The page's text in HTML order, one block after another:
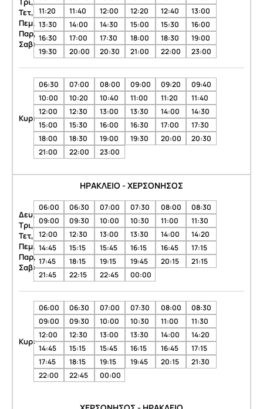
Τετ,
Πεμ,
Παρ,
Σαβ:
11:20
11:40 12:00 12:20 12:40
13:00
13:30
14:00 14:30 15:00 15:30
16:00
16:30
17:00 17:30 18:00 18:30
19:00
19:30
20:00 20:30 21:00 22:00 23:00
Κυρ:
06:30 07:00 08:00 09:00 09:20
09:40
10:00
10:20 10:40 11:00 11:20
11:40
12:00
12:30 13:00 13:30 14:00
14:30
15:00
15:30 16:00 16:30 17:00
17:30
18:00
18:30 19:00 19:30 20:00
20:30
21:00
22:00 23:00
ΗΡΑΚΛΕΙΟ - ΧΕΡΣΟΝΗΣΟΣ
Δευ,
Τρι,
Τετ,
Πεμ,
Παρ,
Σαβ:
06:00 06:30 07:00 07:30 08:00
08:30
09:00
09:30 10:00 10:30 11:00
11:30
12:00
12:30 13:00 13:30 14:00
14:20
14:45
15:15 15:45 16:15 16:45
17:15
17:45
18:15 19:15 19:45 20:15
21:15
21:45
22:15 22:45 00:00
Κυρ:
06:00 06:30 07:00 07:30 08:00
08:30
09:00
09:30 10:00 10:30 11:00
11:30
12:00
12:30 13:00 13:30 14:00
14:20
14:45
15:15 15:45 16:15 16:45
17:15
17:45
18:15 19:15 19:45 20:15
21:30
22:00
22:45 00:00